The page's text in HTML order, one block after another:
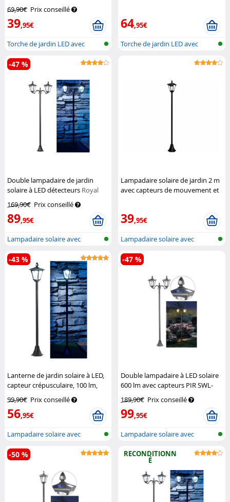
69,90€ Prix conseillé
39,95€
Torche de jardin LED avec
scintille...
64,95€
Torche de jardin LED avec
Double lampadaire de jardin
solaire à LED détecteurs Royal
169,90€ Prix conseillé
89,95€
-47 %
Lampadaire solaire avec
détecteur d...
Lampadaire solaire de jardin 2 m
avec capteurs de mouvement et
39,95€
Lampadaire solaire avec
détecteur d...
Lanterne de jardin solaire à LED,
capteur crépusculaire, 100 lm,
Royal Gardineer
99,90€ Prix conseillé
56,95€
-43 %
Lampadaire solaire avec
détecteur d...
Double lampadaire à LED solaire
600 lm avec capteurs PIR SWL-
Royal Gardineer
189,90€ Prix conseillé
99,95€
-47 %
Lampadaire solaire avec
-50 % RECONDITIONN
É